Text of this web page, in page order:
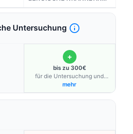
Untersuchung
+
bis zu 300€
für die Untersuchung und
zusätzliche Bestemplung im
Flexibonusprogramm
mehr